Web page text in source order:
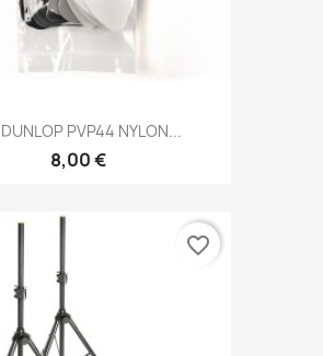
PVP44 NYLON...
8,00 €
favorite_border